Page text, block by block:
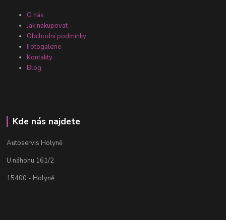
O nás
Jak nakupovat
Obchodní podmínky
Fotogalerie
Kontakty
Blog
Kde nás najdete
Autoservis Holyně
U náhonu 161/2
15400 - Holyně